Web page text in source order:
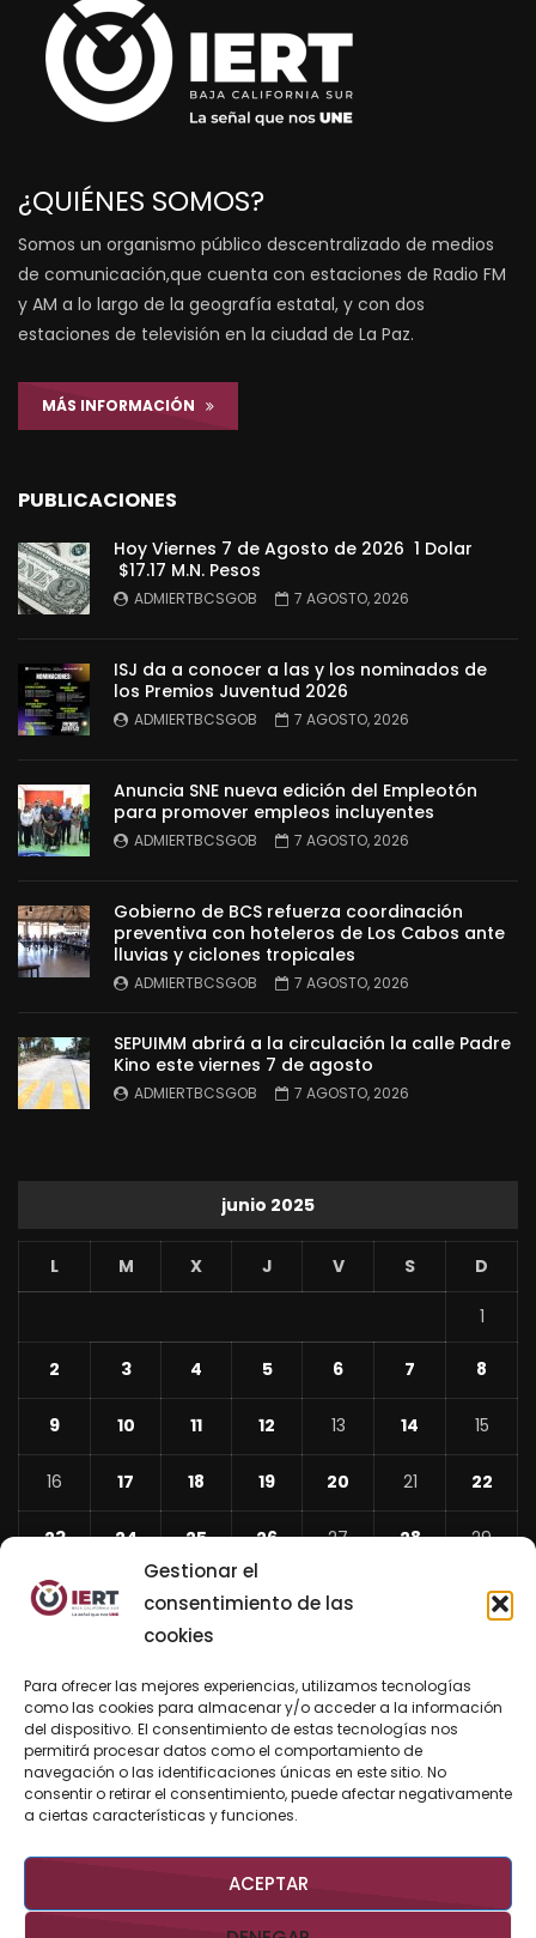
Gestionar el
consentimiento de las
cookies
Para ofrecer las mejores experiencias, utilizamos tecnologías
como las cookies para almacenar y/o acceder a la información
del dispositivo. El consentimiento de estas tecnologías nos
permitirá procesar datos como el comportamiento de
navegación o las identificaciones únicas en este sitio. No
consentir o retirar el consentimiento, puede afectar negativamente
a ciertas características y funciones.
ACEPTAR
¿QUIÉNES SOMOS?
Somos un organismo público descentralizado de medios
de comunicación,que cuenta con estaciones de Radio FM
y AM a lo largo de la geografía estatal, y con dos
estaciones de televisión en la ciudad de La Paz.
MÁS INFORMACIÓN
PUBLICACIONES
Hoy Viernes 7 de Agosto de 2026 1 Dolar
$17.17 M.N. Pesos
ADMIERTBCSGOB 7 AGOSTO, 2026
ISJ da a conocer a las y los nominados de
los Premios Juventud 2026
ADMIERTBCSGOB 7 AGOSTO, 2026
Anuncia SNE nueva edición del Empleotón
para promover empleos incluyentes
ADMIERTBCSGOB 7 AGOSTO, 2026
Gobierno de BCS refuerza coordinación
preventiva con hoteleros de Los Cabos ante
lluvias y ciclones tropicales
ADMIERTBCSGOB 7 AGOSTO, 2026
SEPUIMM abrirá a la circulación la calle Padre
Kino este viernes 7 de agosto
ADMIERTBCSGOB 7 AGOSTO, 2026
junio 2025
L M X J V S D
1
2 3 4 5 6 7 8
9 10 11 12 13 14 15
16 17 18 19 20 21 22
23 24 25 26 27 28 29
30
Jul
»
BUSCAR AHORA